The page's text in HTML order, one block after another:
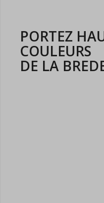
PORTEZ
COULEURS
DE LA